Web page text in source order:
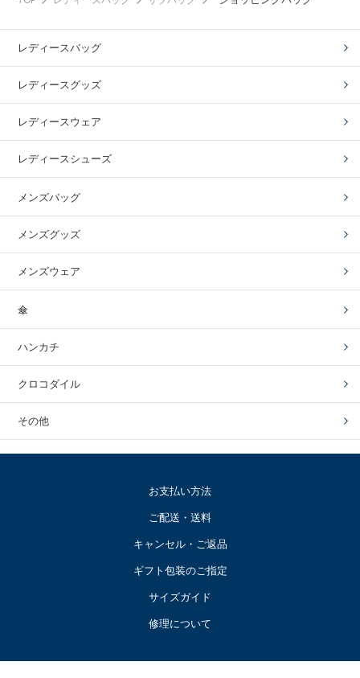
レディースバッグ
レディースグッズ
レディースウェア
レディースシューズ
メンズバッグ
メンズグッズ
メンズウェア
傘
ハンカチ
クロコダイル
その他
お支払い方法
ご配送・送料
キャンセル・ご返品
ギフト包装のご指定
サイズガイド
修理について